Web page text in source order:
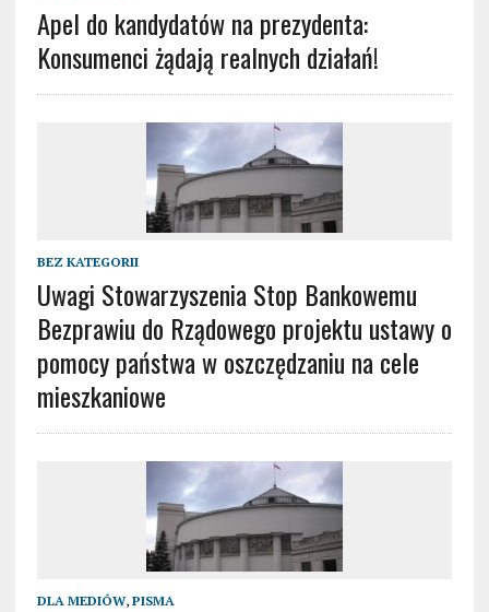
Apel do kandydatów na prezydenta:
Konsumenci żądają realnych działań!
BEZ KATEGORII
Uwagi Stowarzyszenia Stop Bankowemu
Bezprawiu do Rządowego projektu ustawy o
pomocy państwa w oszczędzaniu na cele
mieszkaniowe
DLA MEDIÓW, PISMA